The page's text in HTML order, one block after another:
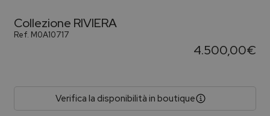
Collezione RIVIERA
Ref. M0A10717
4.500,00€
Verifica la disponibilità in boutique